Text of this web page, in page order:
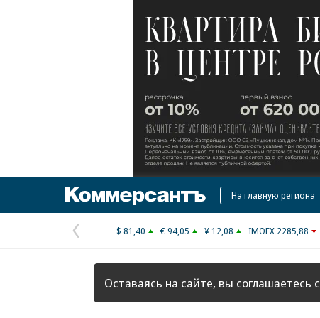
КоммерсантъНа главную региона
Предыдущая
страница
$ 81,40 € 94,05 ¥ 12,08 IMOEX 2285,88
Оставаясь на сайте, вы соглашаетесь с